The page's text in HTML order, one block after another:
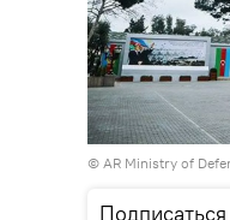
© AR Ministry of
Подписаться